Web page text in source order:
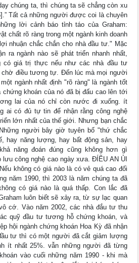
chúng ta, thì chúng ta sẽ chẳng còn xu
Tất cả những người được coi là chuyên
lời cảnh báo tỉnh táo của Graham:
chất rõ ràng trong một ngành kinh doanh
nhuận chắc chắn cho nhà đầu tư." Mặc
ra ngành nào sẽ phát triển nhanh nhất,
có giá trị thực nếu như các nhà đầu tư
chờ điều tương tự. Đến lúc mà mọi người
ngành nhất định "rõ ràng" là ngành tốt
khoán của nó đã bị đấu cao lên tới
lai của nó chỉ còn nước đi xuống. ít
ai có đủ tự tin để nhận rằng công nghệ
lớn nhất của thế giới. Nhưng bạn chắc
người bây giờ tuyên bố "thứ chắc
hay năng lượng, hay bất động sản, hay
năng đoán đúng cũng không hơn gì
công nghệ cao ngày xưa. ĐÍẼU AN ỦI
không có giá nào là có vẻ quá cao đối
năm 1990, thì 2003 là năm chúng ta đã
có giá nào là quá thấp. Con lắc đã
luôn biết sẽ xảy ra, từ sự lạc quan
cớ. Vào năm 2002, các nhà đắu tư thu
quỹ đầu tư tương hỗ chứng khoán, và
hội ngành chứng khoán Hoa Kỳ đã nhận
tư thì có một người đã cắt giảm lượng
ít nhất 25%. vẫn những người đã từng
vào cuối những năm 1990 - khi mà